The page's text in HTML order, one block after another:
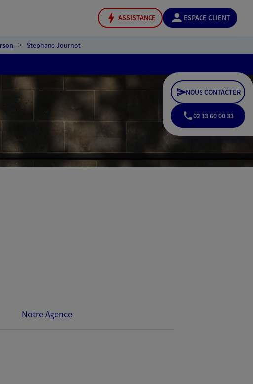
ASSISTANCE ESPACE CLIENT
Stephane Journot
NOUS CONTACTER
02 33 60 00 33
Notre Agence